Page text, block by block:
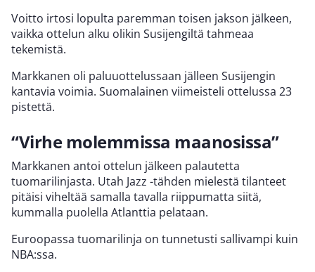
Voitto irtosi lopulta paremman toisen jakson jälkeen,
vaikka ottelun alku olikin Susijengiltä tahmeaa
tekemistä.
Markkanen oli paluuottelussaan jälleen Susijengin
kantavia voimia. Suomalainen viimeisteli ottelussa 23
pistettä.
“Virhe molemmissa maanosissa”
Markkanen antoi ottelun jälkeen palautetta
tuomarilinjasta. Utah Jazz -tähden mielestä tilanteet
pitäisi viheltää samalla tavalla riippumatta siitä,
kummalla puolella Atlanttia pelataan.
Euroopassa tuomarilinja on tunnetusti sallivampi kuin
NBA:ssa.